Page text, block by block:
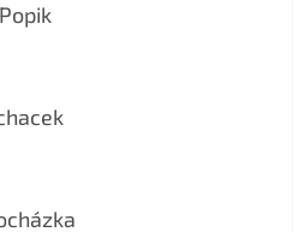
je 5 z 5 hvězdiček.
je 5 z 5 hvězdiček.